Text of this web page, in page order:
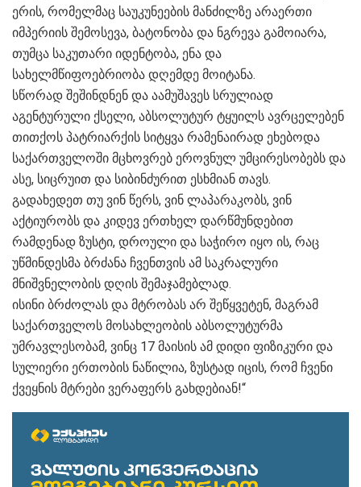
ერის, რომელმაც საუკუნეების მანძილზე არაერთი
იმპერიის შემოსევა, ბატონობა და ნგრევა გამოიარა,
თუმცა საკუთარი იდენტობა, ენა და
სახელმწიფოებრიობა დღემდე მოიტანა.
სწორად შეშინდნენ და აამუშავეს სრულიად
აგენტურული ქსელი, აბსოლუტურ ტყუილს ავრცელებენ
თითქოს პატრიარქის სიტყვა რამენაირად ეხებოდა
საქართველოში მცხოვრებ ეროვნულ უმცირესობებს და
ასე, სიცრუით და სიბინძურით ესხმიან თავს.
გადახედეთ თუ ვინ წერს, ვინ ლაპარაკობს, ვინ
აქტიურობს და კიდევ ერთხელ დარწმუნდებით
რამდენად ზუსტი, დროული და საჭირო იყო ის, რაც
უწმინდესმა ბრძანა ჩვენთვის ამ საკრალური
მნიშვნელობის დღის შემაჯამებლად.
ისინი ბრძოლას და მტრობას არ შეწყვეტენ, მაგრამ
საქართველოს მოსახლეობის აბსოლუტურმა
უმრავლესობამ, ვინც 17 მაისის ამ დიდი ფიზიკური და
სულიერი ერთობის ნაწილია, ზუსტად იცის, რომ ჩვენი
ქვეყნის მტრები ვერაფერს გახდებიან!“